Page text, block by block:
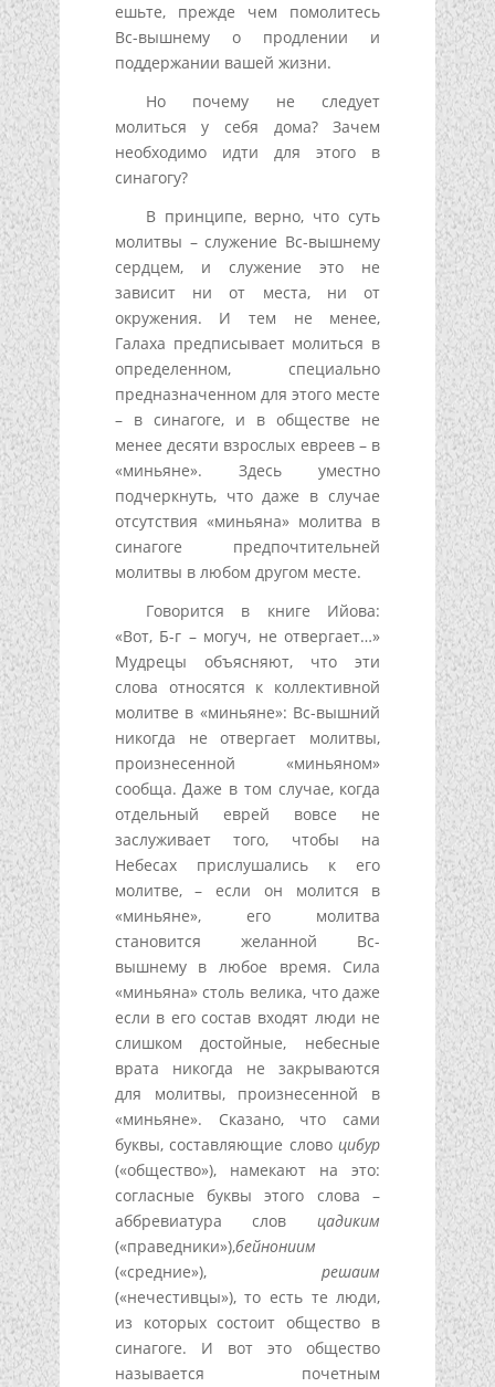
ешьте, прежде чем помолитесь
Вс-вышнему о продлении и
поддержании вашей жизни.
Но почему не следует
молиться у себя дома? Зачем
необходимо идти для этого в
синагогу?
В принципе, верно, что суть
молитвы – служение Вс-вышнему
сердцем, и служение это не
зависит ни от места, ни от
окружения. И тем не менее,
Галаха предписывает молиться в
определенном, специально
предназначенном для этого месте
– в синагоге, и в обществе не
менее десяти взрослых евреев – в
«миньяне». Здесь уместно
подчеркнуть, что даже в случае
отсутствия «миньяна» молитва в
синагоге предпочтительней
молитвы в любом другом месте.
Говорится в книге Ийова:
«Вот, Б-г – могуч, не отвергает…»
Мудрецы объясняют, что эти
слова относятся к коллективной
молитве в «миньяне»: Вс-вышний
никогда не отвергает молитвы,
произнесенной «миньяном»
сообща. Даже в том случае, когда
отдельный еврей вовсе не
заслуживает того, чтобы на
Небесах прислушались к его
молитве, – если он молится в
«миньяне», его молитва
становится желанной Вс-
вышнему в любое время. Сила
«миньяна» столь велика, что даже
если в его состав входят люди не
слишком достойные, небесные
врата никогда не закрываются
для молитвы, произнесенной в
«миньяне». Сказано, что сами
буквы, составляющие словоцибур
(«общество»), намекают на это:
согласные буквы этого слова –
аббревиатура словцадиким
(«праведники»),бейнониим
(«средние»),решаим
(«нечестивцы»), то есть те люди,
из которых состоит общество в
синагоге. И вот это общество
называется почетным